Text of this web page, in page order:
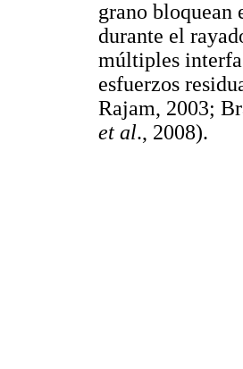
grano bloquean
durante el
múltiples
esfuerzos
Rajam, 2003;
et al., 2008).